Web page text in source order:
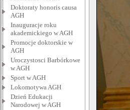
Doktoraty honoris causa
AGH
Inauguracje roku
akademickiego w AGH
Promocje doktorskie w
AGH
Uroczystosci Barbórkowe
w AGH
Sport w AGH
Lokomotywa AGH
Dzień Edukacji
Narodowej w AGH